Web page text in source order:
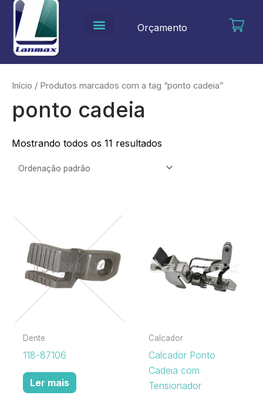
para
conteúdo
Orçamento
Início / Produtos marcados com a tag “ponto cadeia”
ponto cadeia
Mostrando todos os 11 resultados
Dente
118-87106
Ler mais
Calcador
Calcador Ponto
Cadeia com
Tensionador